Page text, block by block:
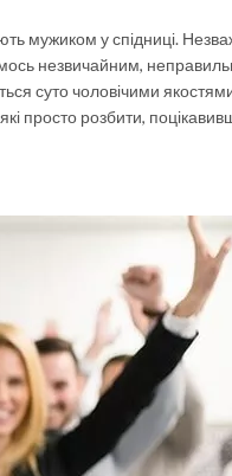
мужиком у спідниці.
незвичайним,
суто чоловічими
просто розбити,